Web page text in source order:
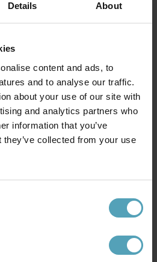
Details About
content and ads, to
and to analyse our traffic.
about your use of our site with
and analytics partners who
information that you’ve
collected from your use
Rek. 1 499 kr
PRISMATCH